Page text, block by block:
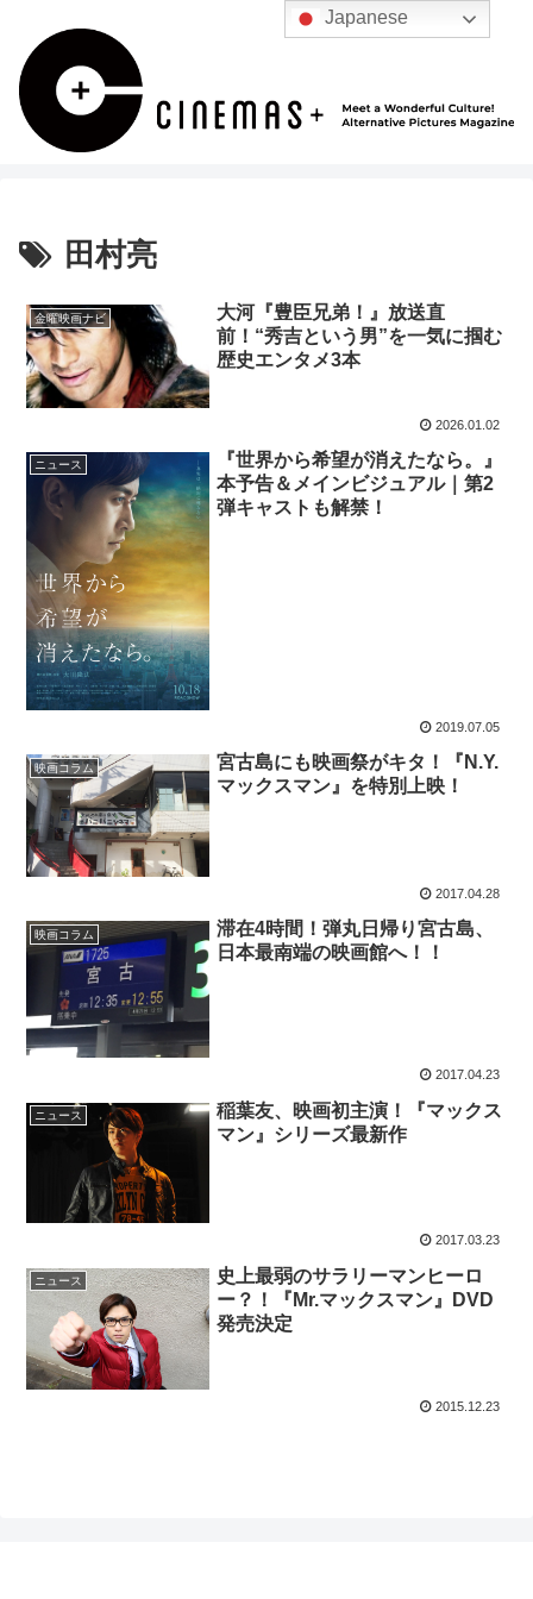
田村亮
金曜映画ナビ
大河『豊臣兄弟！』放送直
前！“秀吉という男”を一気に掴む
歴史エンタメ3本
2026.01.02
ニュース
『世界から希望が消えたなら。』
本予告＆メインビジュアル｜第2
弾キャストも解禁！
2019.07.05
映画コラム
宮古島にも映画祭がキタ！『N.Y.
マックスマン』を特別上映！
2017.04.28
映画コラム
滞在4時間！弾丸日帰り宮古島、
日本最南端の映画館へ！！
2017.04.23
ニュース
稲葉友、映画初主演！『マックス
マン』シリーズ最新作
2017.03.23
ニュース
史上最弱のサラリーマンヒーロ
ー？！『Mr.マックスマン』DVD
発売決定
2015.12.23
Japanese